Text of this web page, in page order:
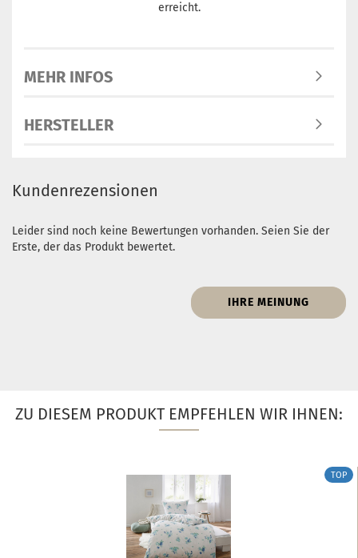
erreicht.
MEHR INFOS
HERSTELLER
Kundenrezensionen
Leider sind noch keine Bewertungen vorhanden. Seien Sie der
Erste, der das Produkt bewertet.
IHRE MEINUNG
ZU DIESEM PRODUKT EMPFEHLEN WIR IHNEN:
TOP